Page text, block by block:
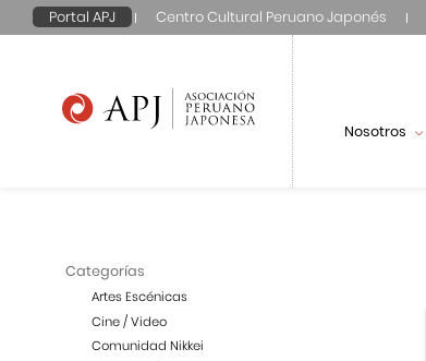
Portal APJ Centro Cultural Peruano Japonés
Nosotros
Categorías
Artes Escénicas
Cine / Video
Comunidad Nikkei